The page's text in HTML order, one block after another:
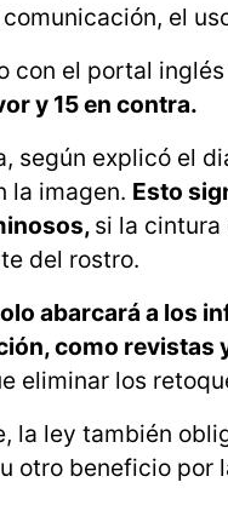
el
con el portal
y 15 en contra.
según explicó el
la imagen. Esto
si la cintura
del rostro.
abarcará a los
como revistas
eliminar los
la ley también
otro beneficio por